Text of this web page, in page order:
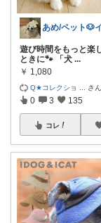
遊び時間をもっと楽
ときに🐾 「犬 ...
￥ 1,080
Q★コレクショ さ
0 3 135
コレ